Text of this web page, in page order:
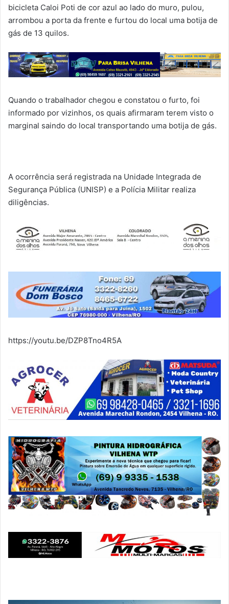
bicicleta Caloi Poti de cor azul ao lado do muro, pulou,
arrombou a porta da frente e furtou do local uma botija de
gás de 13 quilos.
Quando o trabalhador chegou e constatou o furto, foi
informado por vizinhos, os quais afirmaram terem visto o
marginal saindo do local transportando uma botija de gás.
A ocorrência será registrada na Unidade Integrada de
Segurança Pública (UNISP) e a Polícia Militar realiza
diligências.
https://youtu.be/DZP8Tno4R5A